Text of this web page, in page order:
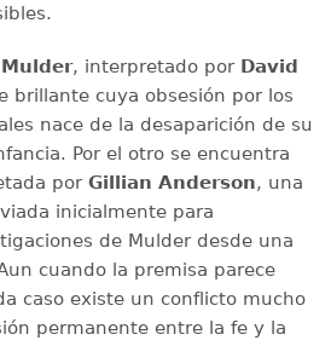
Mulder, interpretado por David
brillante cuya obsesión por los
nace de la desaparición de su
Por el otro se encuentra
por Gillian Anderson, una
inicialmente para
de Mulder desde una
cuando la premisa parece
caso existe un conflicto mucho
permanente entre la fe y la